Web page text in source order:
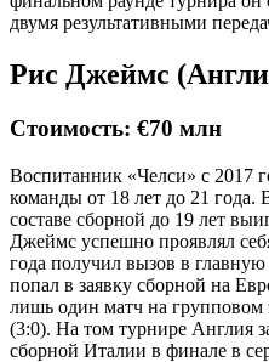
двумя результативными
Рис Джеймс
Стоимость: €70 млн
Воспитанник «Челси» с 2017
команды от 18 лет до 21
составе сборной до 19 лет
Джеймс успешно проявлял
года получил вызов в
попал в заявку сборной на
лишь один матч на групповом
(3:0). На том турнире Англия
сборной Италии в финале в